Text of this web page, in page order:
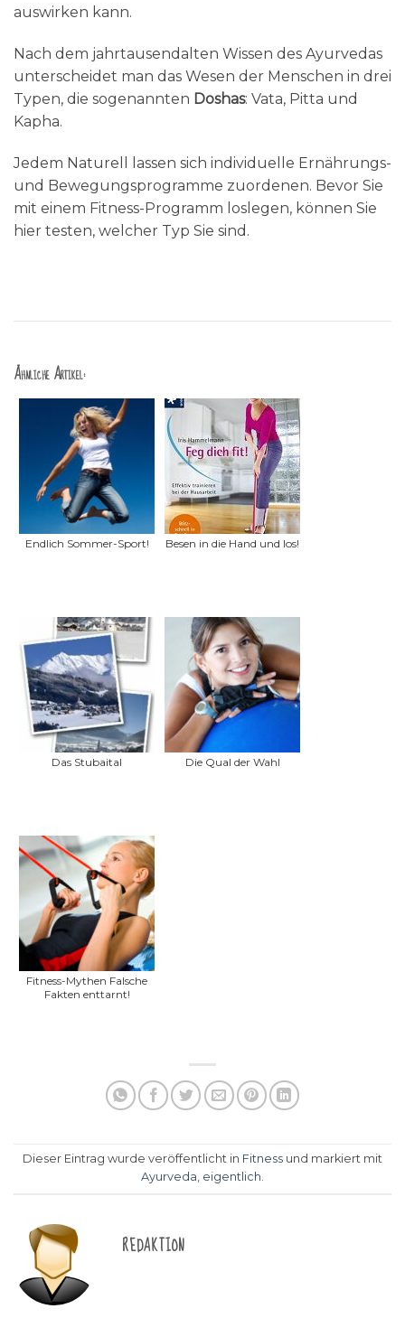
auswirken kann.
Nach dem jahrtausendalten Wissen des Ayurvedas
unterscheidet man das Wesen der Menschen in drei
Typen, die sogenannten Doshas: Vata, Pitta und
Kapha.
Jedem Naturell lassen sich individuelle Ernährungs-
und Bewegungsprogramme zuordenen. Bevor Sie
mit einem Fitness-Programm loslegen, können Sie
hier testen, welcher Typ Sie sind.
Ähnliche Artikel:
Endlich Sommer-Sport! Besen in die Hand und los!
Das Stubaital Die Qual der Wahl
Fitness-Mythen Falsche
Fakten enttarnt!
Dieser Eintrag wurde veröffentlicht in Fitness und markiert mit
Ayurveda, eigentlich.
REDAKTION